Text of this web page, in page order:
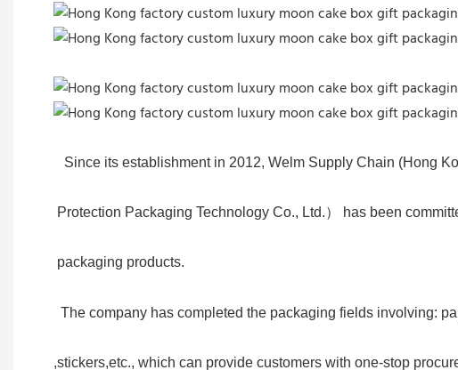
packaging products.